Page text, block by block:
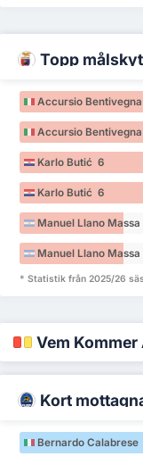
Topp
Accursio
Accursio
Karlo Butić 6
Karlo Butić 6
Manuel Llano
Manuel Llano
* Statistik från 2025/26
Vem Kommer
Kort
Bernardo Calabrese